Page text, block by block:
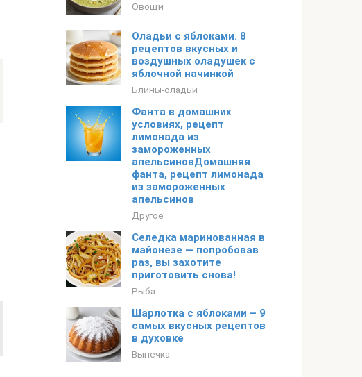
Овощи
Оладьи с яблоками. 8
рецептов вкусных и
воздушных оладушек с
яблочной начинкой
Блины-оладьи
Фанта в домашних
условиях, рецепт
лимонада из
замороженных
апельсиновДомашняя
фанта, рецепт лимонада
из замороженных
апельсинов
Другое
Селедка маринованная в
майонезе — попробовав
раз, вы захотите
приготовить снова!
Рыба
Шарлотка с яблоками – 9
самых вкусных рецептов
в духовке
Выпечка